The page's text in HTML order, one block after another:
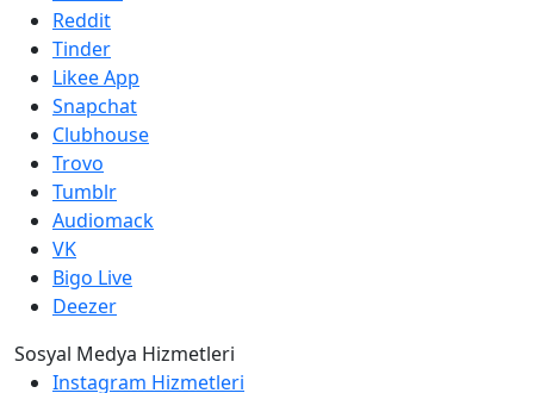
Reddit
Tinder
Likee App
Snapchat
Clubhouse
Trovo
Tumblr
Audiomack
VK
Bigo Live
Deezer
Sosyal Medya Hizmetleri
Instagram Hizmetleri